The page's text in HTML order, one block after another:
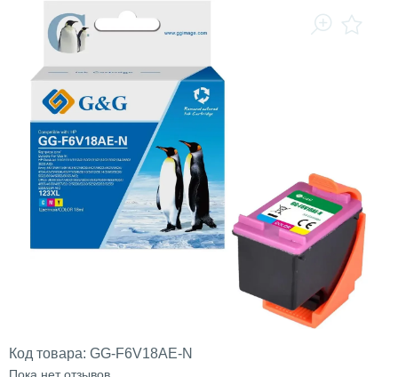
Код товара: GG-F6V18AE-N